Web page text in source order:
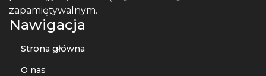
zapamiętywalnym.
Nawigacja
Strona główna
O nas